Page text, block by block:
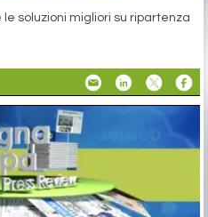
soluzioni migliori su ripartenza